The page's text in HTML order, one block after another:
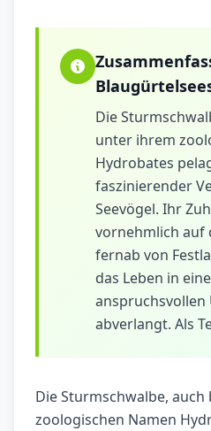
Die
unter ihrem
Hydrobates
faszinierender
Seevögel. Ihr
vornehmlich auf
fernab von
das Leben in
anspruchsvollen
abverlangt. Als
Die Sturmschwalbe,
zoologischen Namen